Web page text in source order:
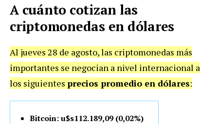
A cuánto cotizan las
criptomonedas en dólares
Al jueves 28 de agosto, las criptomonedas más
importantes se negocian a nivel internacional a
los siguientes precios promedio en dólares:
Bitcoin: u$s112.189,09 (0,02%)